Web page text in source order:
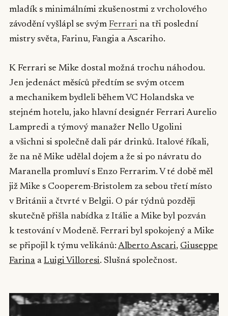
mladík s minimálními zkušenostmi z vrcholového
závodění vyšlápl se svým Ferrari na tři poslední
mistry světa, Farinu, Fangia a Ascariho.
K Ferrari se Mike dostal možná trochu náhodou.
Jen jedenáct měsíců předtím se svým otcem
a mechanikem bydleli během VC Holandska ve
stejném hotelu, jako hlavní designér Ferrari Aurelio
Lampredi a týmový manažer Nello Ugolini
a všichni si společně dali pár drinků. Italové říkali,
že na ně Mike udělal dojem a že si po návratu do
Maranella promluví s Enzo Ferrarim. V té době měl
již Mike s Cooperem-Bristolem za sebou třetí místo
v Británii a čtvrté v Belgii. O pár týdnů později
skutečně přišla nabídka z Itálie a Mike byl pozván
k testování v Modeně. Ferrari byl spokojený a Mike
se připojil k týmu velikánů: Alberto Ascari, Giuseppe
Farina a Luigi Villoresi. Slušná společnost.